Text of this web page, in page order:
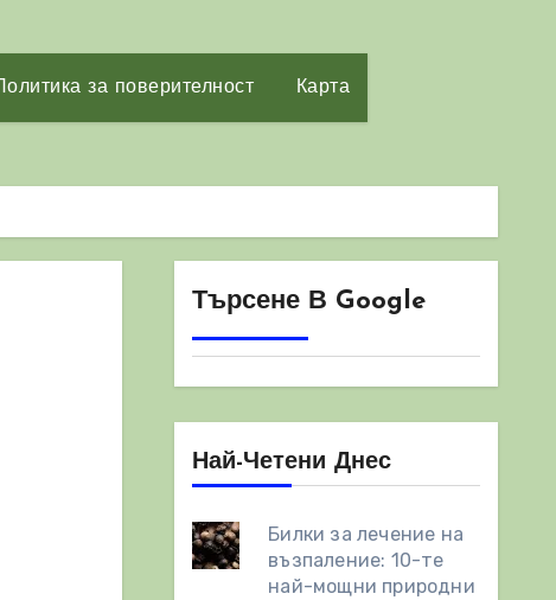
Политика за поверителност Карта
Търсене В Google
Най-Четени Днес
Билки за лечение на
възпаление: 10-те
най-мощни природни